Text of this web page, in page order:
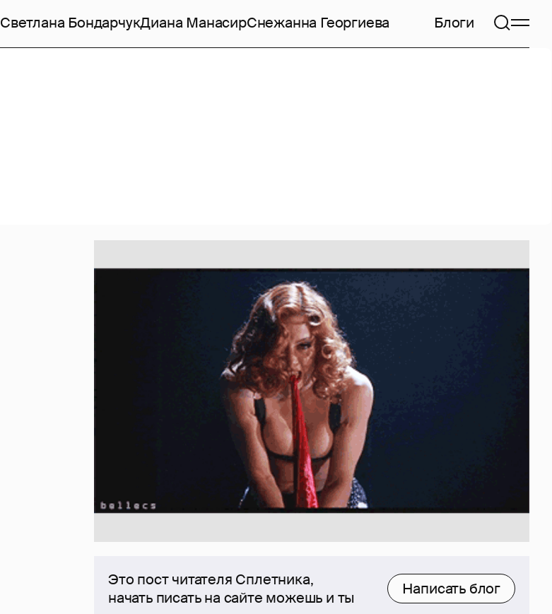
Светлана БондарчукДиана МанасирСнежанна Георгиева Блоги
Это пост читателя Сплетника,
начать писать на сайте можешь и ты
Написать блог